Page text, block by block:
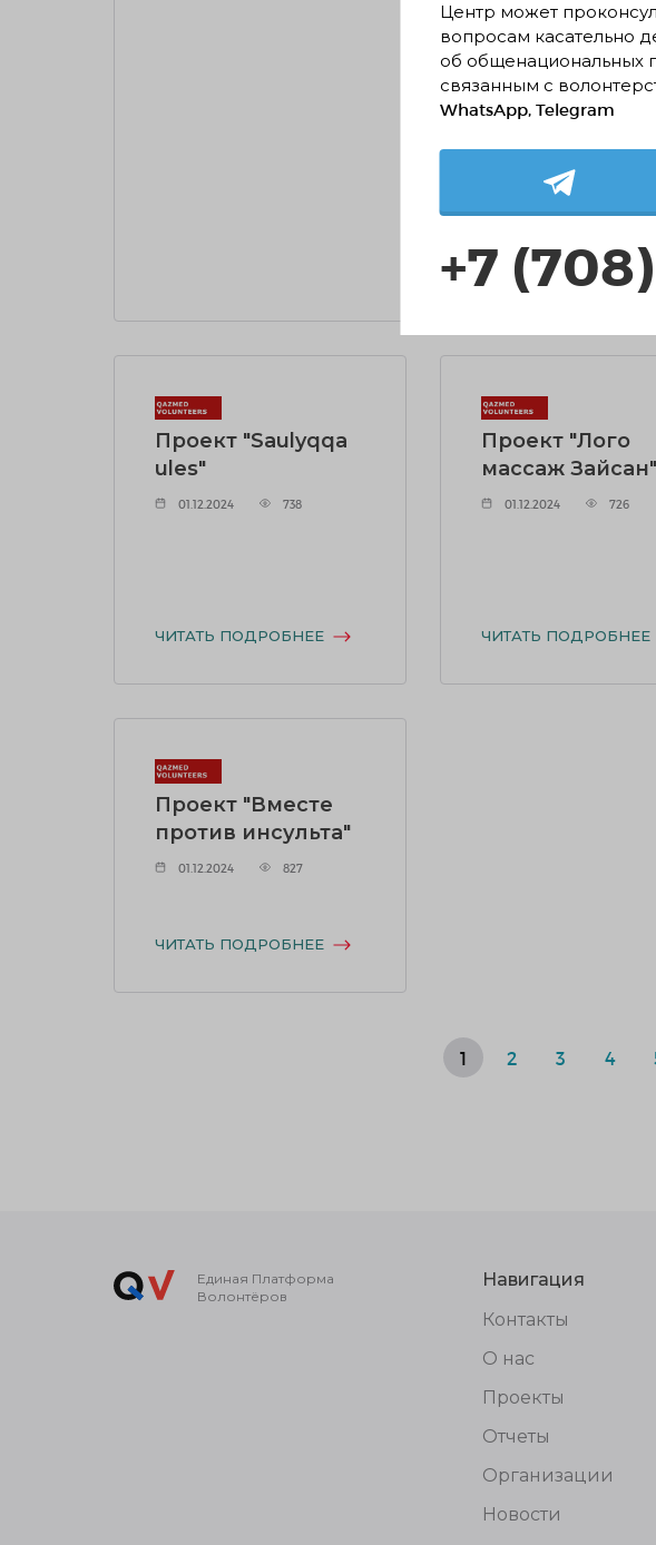
Проект "Давайте
позаботимся"
01.12.2024 1029
ЧИТАТЬ ПОДРОБНЕЕ
Проект "Saulyqqa
ules"
01.12.2024 738
ЧИТАТЬ ПОДРОБНЕЕ
Проект "Лого
массаж Зайсан"
01.12.2024 726
ЧИТАТЬ ПОДРОБНЕЕ
Проект "Вместе
против инсульта"
01.12.2024 827
ЧИТАТЬ ПОДРОБНЕЕ
1 2 3 4
Единая Платформа
Волонтёров
Навигация
Контакты
О нас
Проекты
Отчеты
Организации
Новости
Центр может
вопросам касательно
об общенациональных
связанным с
WhatsApp, Telegram
+7